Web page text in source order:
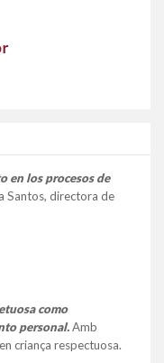
en los procesos de
Santos, directora de
como
personal.Amb
criança respectuosa.